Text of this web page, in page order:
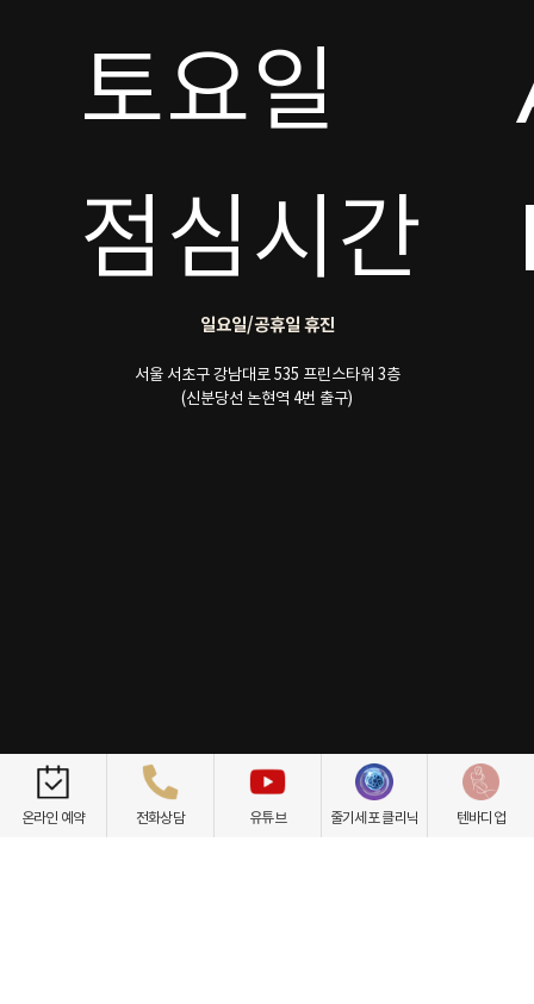
토요일
점심시간
일요일/공휴일 휴진
서울 서초구 강남대로 535 프린스타워 3층
(신분당선 논현역 4번 출구)
개인정보취급방침 이용약관 환자권리장전 비급여항목
온라인 예약 전화상담 유튜브 줄기세포 클리닉 텐바디업